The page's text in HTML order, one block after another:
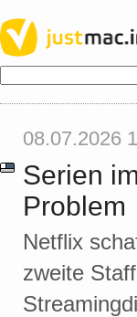
08.07.2026
Serien
Problem
Netflix
zweite